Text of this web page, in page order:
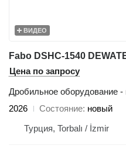
ВИДЕО
Fabo DSHC-1540
Цена по запросу
Дробильное оборудование -
2026
Состояние новый
Турция, Torbalı / İzmir